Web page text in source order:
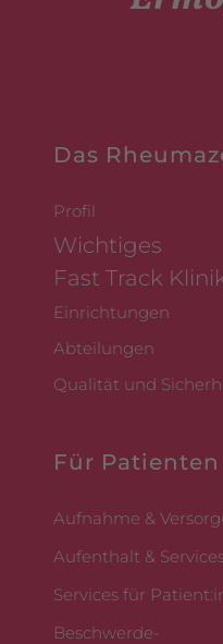
Das
Profil
Wichtiges
Fast Track
Einrichtungen
Abteilungen
Qualität und
Für
Aufnahme &
Aufenthalt &
Services für
Beschwerde-